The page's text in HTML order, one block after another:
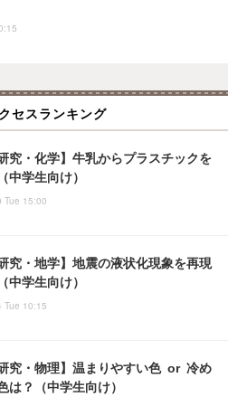
セスランキング
究・化学】牛乳からプラスチックを
中学生向け）
Tue 15:00
究・地学】地震の液状化現象を再現
中学生向け）
Tue 10:15
研究・物理】温まりやすい色 or 冷め
は？（中学生向け）